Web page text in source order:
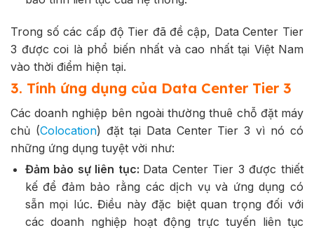
Trong số các cấp độ Tier đã đề cập, Data Center Tier
3 được coi là phổ biến nhất và cao nhất tại Việt Nam
vào thời điểm hiện tại.
3. Tính ứng dụng của Data Center Tier 3
Các doanh nghiệp bên ngoài thường thuê chỗ đặt máy
chủ (Colocation) đặt tại Data Center Tier 3 vì nó có
những ứng dụng tuyệt vời như:
Đảm bảo sự liên tục: Data Center Tier 3 được thiết
kế để đảm bảo rằng các dịch vụ và ứng dụng có
sẵn mọi lúc. Điều này đặc biệt quan trọng đối với
các doanh nghiệp hoạt động trực tuyến liên tục